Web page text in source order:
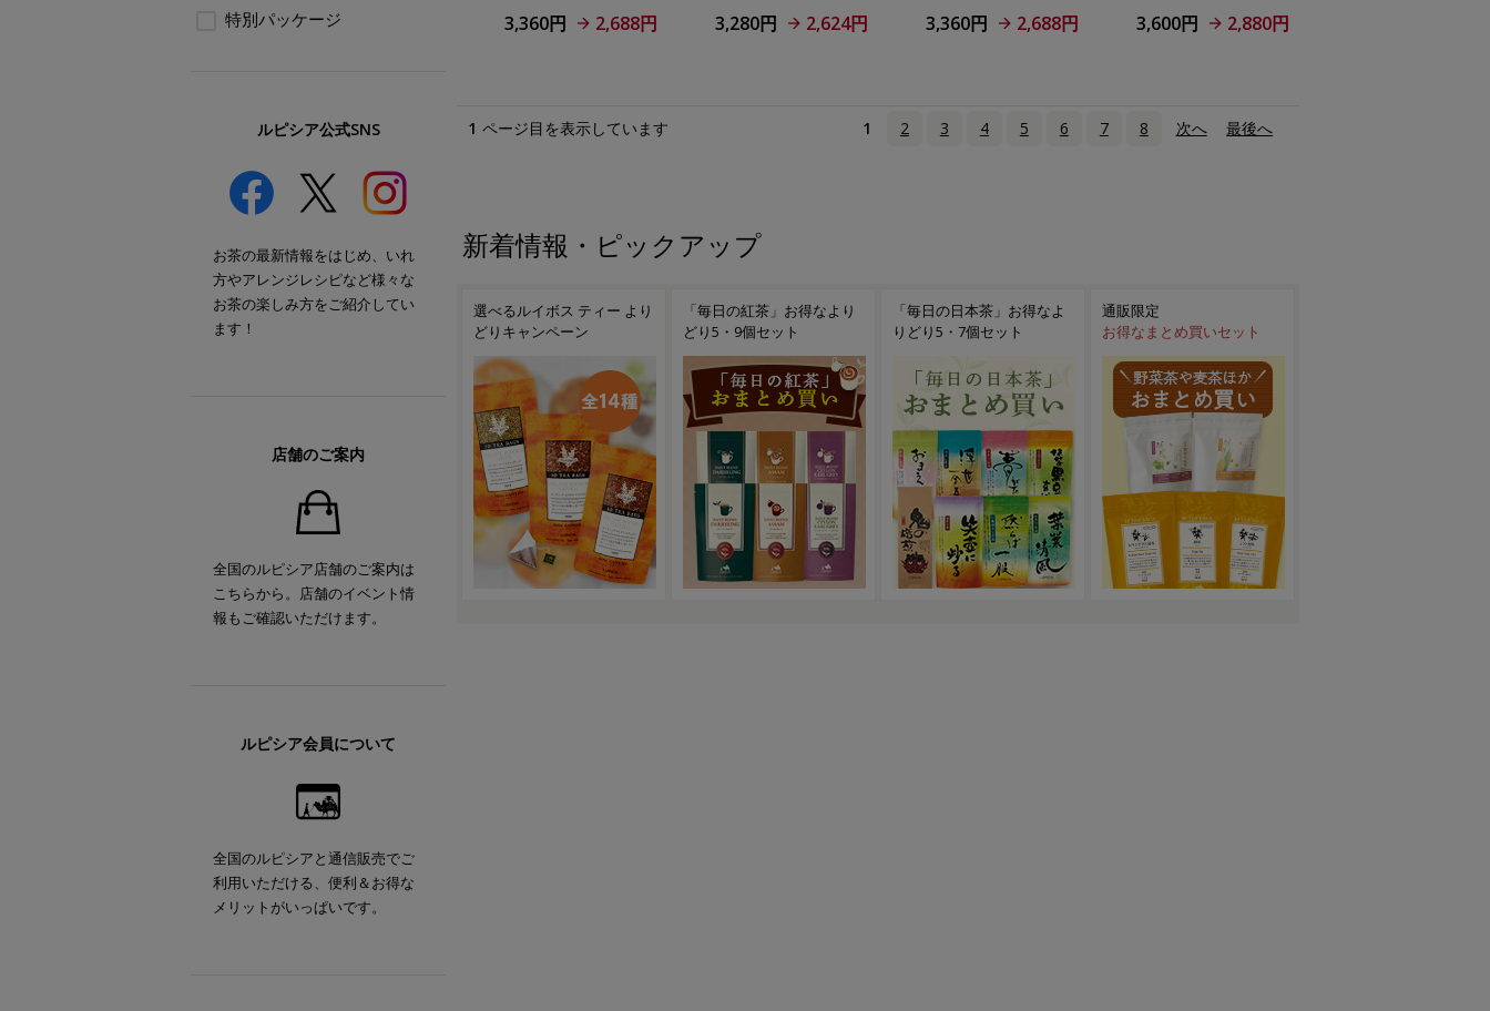
3,360円 2,688円 3,280円 2,624円 3,360円 2,688円 3,600円 2,880円
1 ページ目を表示しています 1 2 3 4 5 6 7 8 次へ 最後へ
新着情報・ピックアップ
選べるルイボス ティー より
どりキャンペーン
「毎日の紅茶」お得なより
どり5・9個セット
「毎日の日本茶」お得なよ
りどり5・7個セット
通販限定
お得なまとめ買いセット
特別パッケージ
ルピシア公式SNS
お茶の最新情報をはじめ、いれ
方やアレンジレシピなど様々な
お茶の楽しみ方をご紹介してい
ます！
店舗のご案内
全国のルピシア店舗のご案内は
こちらから。店舗のイベント情
報もご確認いただけます。
ルピシア会員について
全国のルピシアと通信販売でご
利用いただける、便利＆お得な
メリットがいっぱいです。